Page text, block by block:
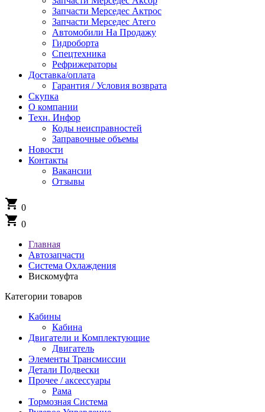
Запчасти Мерседес Актрос
Запчасти Мерседес Атего
Автомобили На Продажу
Гидроборта
Спецтехника
Рефрижераторы
Доставка/оплата
Гарантия / Условия возврата
Скупка
О компании
Техн. Инфор
Коды неисправностей
Заправочные объемы
Новости
Контакты
Вакансии
Отзывы
shopping_cart 0
shopping_cart 0
Главная
Автозапчасти
Система Охлаждения
Вискомуфта
Категории товаров
Кабины
Кабина
Двигатели и Комплектующие
Двигатель
Элементы Трансмиссии
Детали Подвески
Прочее / аксессуары
Рама
Тормозная Система